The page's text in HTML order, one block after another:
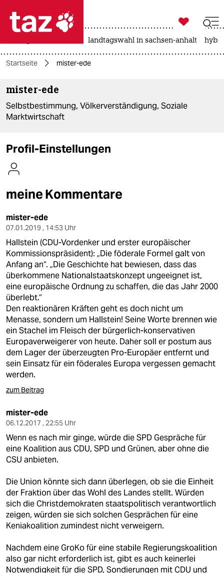
 taz zahl ich
taz zahl ich
themen
politik
sport
berlin
nord
wahrheit
verlag
verlag
veranstaltungen
shop
fragen & hilfe
unterstützen
abo
epaper login

taz zahl ich
landtagswahl in sachsen-anhalt
Startseite mister-ede
mister-ede
Selbstbestimmung, Völkerverständigung, Soziale
Marktwirtschaft
Profil-Einstellungen
meine Kommentare
mister-ede
07.01.2019 , 14:53 Uhr
Hallstein (CDU-Vordenker und erster europäischer
Kommissionspräsident): „Die föderale Formel galt von
Anfang an“. „Die Geschichte hat bewiesen, dass das
überkommene Nationalstaatskonzept ungeeignet ist,
eine europäische Ordnung zu schaffen, die das Jahr 2000
überlebt.“
Den reaktionären Kräften geht es doch nicht um
Menasse, sondern um Hallstein! Seine Worte brennen wie
ein Stachel im Fleisch der bürgerlich-konservativen
Europaverweigerer von heute. Daher soll er postum aus
dem Lager der überzeugten Pro-Europäer entfernt und
sein Einsatz für ein föderales Europa vergessen gemacht
werden.
zum Beitrag
mister-ede
06.12.2017 , 22:55 Uhr
Wenn es nach mir ginge, würde die SPD Gespräche für
eine Koalition aus CDU, SPD und Grünen, aber ohne die
CSU anbieten.
Die Union könnte sich dann überlegen, ob sie die Einheit
der Fraktion über das Wohl des Landes stellt. Würden
sich die Christdemokraten staatspolitisch verantwortlich
zeigen, würden sie sich solchen Gesprächen für eine
Keniakoalition zumindest nicht verweigern.
Nachdem eine GroKo für eine stabile Regierungskoalition
also gar nicht erforderlich ist, gibt es auch keinerlei
Notwendigkeit für die SPD, Sondierungen mit CDU und